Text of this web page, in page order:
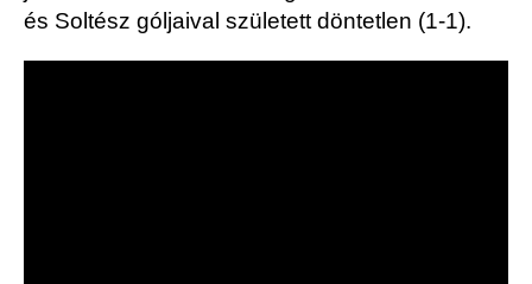
és Soltész góljaival született döntetlen (1-1).